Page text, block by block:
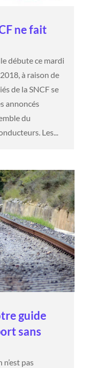
ne fait
débute ce mardi
à raison de
de la SNCF se
annoncés
du
Les...
guide
sans
n’est pas